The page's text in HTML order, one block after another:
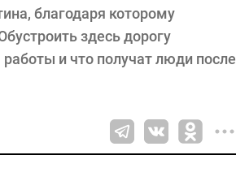
благодаря которому
здесь дорогу
и что получат люди после